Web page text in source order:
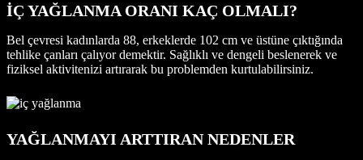
İÇ YAĞLANMA ORANI KAÇ OLMALI?
Bel çevresi kadınlarda 88, erkeklerde 102 cm ve üstüne çıktığında
tehlike çanları çalıyor demektir. Sağlıklı ve dengeli beslenerek ve
fiziksel aktivitenizi artırarak bu problemden kurtulabilirsiniz.
YAĞLANMAYI ARTTIRAN NEDENLER